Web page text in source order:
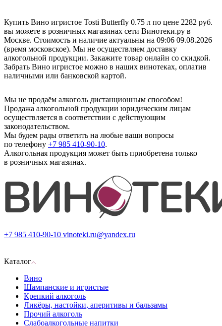
Купить Вино игристое Tosti Butterfly 0.75 л по цене 2282 руб.
вы можете в розничных магазинах сети Винотеки.ру в
Москве. Стоимость и наличие актуальны на 09:06 09.08.2026
(время московское). Мы не осуществляем доставку
алкогольной продукции. Закажите товар онлайн со скидкой.
Забрать Вино игристое можно в наших винотеках, оплатив
наличными или банковской картой.
Мы не продаём алкоголь дистанционным способом!
Продажа алкогольной продукции юридическим лицам
осуществляется в соответствии с действующим
законодательством.
Мы будем рады ответить на любые ваши вопросы
по телефону +7 985 410-90-10.
Алкогольная продукция может быть приобретена только
в розничных магазинах.
+7 985 410-90-10 vinoteki.ru@yandex.ru
Каталог
Вино
Шампанские и игристые
Крепкий алкоголь
Ликёры, настойки, аперитивы и бальзамы
Прочий алкоголь
Слабоалкогольные напитки